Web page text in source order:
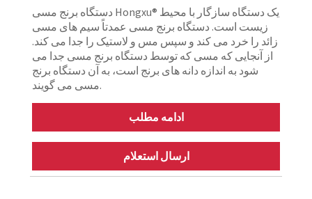
دستگاه برنج مسی Hongxu® یک دستگاه سازگار با محیط
زیست است. دستگاه برنج مسی عمدتاً سیم های مسی
زائد را خرد می کند و سپس مس و لاستیک را جدا می کند.
از آنجایی که مسی که توسط دستگاه برنج مسی جدا می
شود به اندازه دانه های برنج است، به آن دستگاه برنج
مسی می گویند.
ادامه مطلب
ارسال استعلام